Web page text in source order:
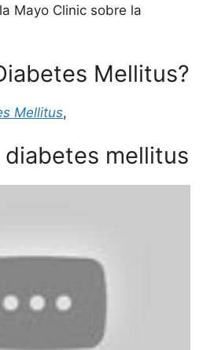
Mayo Clinic sobre la
Mellitus?
Mellitus,
diabetes mellitus